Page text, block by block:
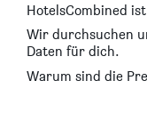
HotelsCombined
Wir durchsuchen
Daten für dich.
Warum sind die